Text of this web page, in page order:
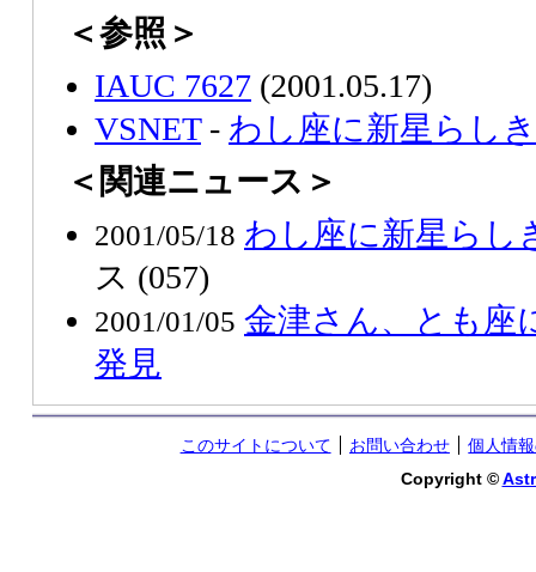
＜参照＞
IAUC 7627 (2001.05.17)
VSNET- わし座に新星らし
＜関連ニュース＞
2001/05/18 わし座に新星らし
ス (057)
2001/01/05 金津さん、とも座
発見
このサイトについて お問い合わせ
個人情
Copyright ©